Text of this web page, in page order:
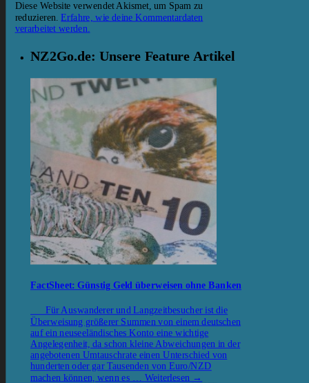
Diese Website verwendet Akismet, um Spam zu
reduzieren.Erfahre, wie deine Kommentardaten
verarbeitet werden.
NZ2Go.de: Unsere Feature Artikel
FactSheet: Günstig Geld überweisen ohne Banken
Für Auswanderer und Langzeitbesucher ist die
Überweisung größerer Summen von einem deutschen
auf ein neuseeländisches Konto eine wichtige
Angelegenheit, da schon kleine Abweichungen in der
angebotenen Umtauschrate einen Unterschied von
hunderten oder gar Tausenden von Euro/NZD
machen können, wenn es … Weiterlesen →